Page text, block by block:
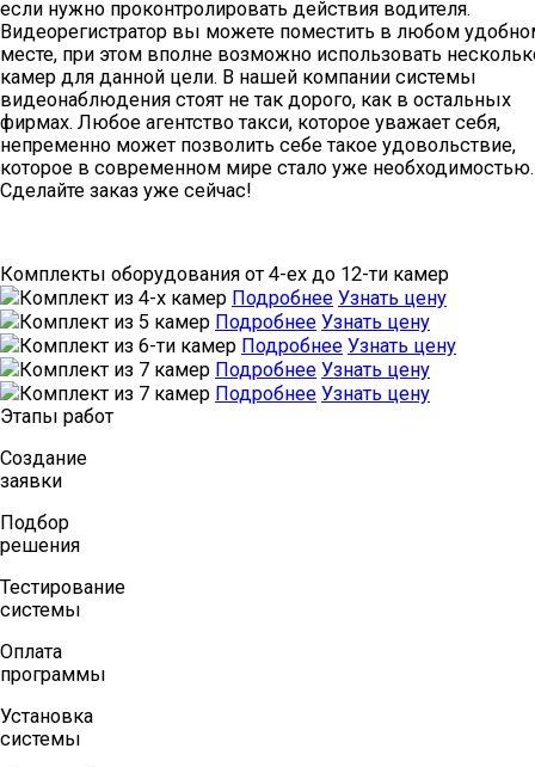
если нужно проконтролировать действия водителя.
Видеорегистратор вы можете поместить в любом
месте, при этом вполне возможно использовать
камер для данной цели. В нашей компании системы
видеонаблюдения стоят не так дорого, как в остальных
фирмах. Любое агентство такси, которое уважает себя,
непременно может позволить себе такое удовольствие,
которое в современном мире стало уже необходимостью.
Сделайте заказ уже сейчас!
Комплекты оборудования от 4-ех до 12-ти камер
Комплект из 4-х камер Подробнее Узнать цену
Комплект из 5 камер Подробнее Узнать цену
Комплект из 6-ти камер Подробнее Узнать цену
Комплект из 7 камер Подробнее Узнать цену
Комплект из 7 камер Подробнее Узнать цену
Этапы работ
Создание
заявки
Подбор
решения
Тестирование
системы
Оплата
программы
Установка
системы